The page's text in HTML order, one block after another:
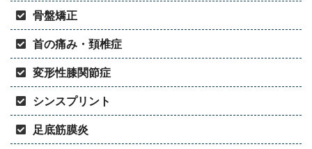
骨盤矯正
首の痛み・頚椎症
変形性膝関節症
シンスプリント
足底筋膜炎